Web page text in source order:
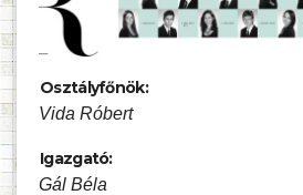
Osztályfőnök:
Vida Róbert
Igazgató:
Gál Béla